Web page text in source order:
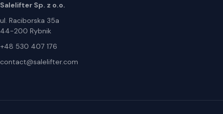
Salelifter Sp. z o.o.
ul. Raciborska 35a
44-200 Rybnik
+48 530 407 176
contact@salelifter.com